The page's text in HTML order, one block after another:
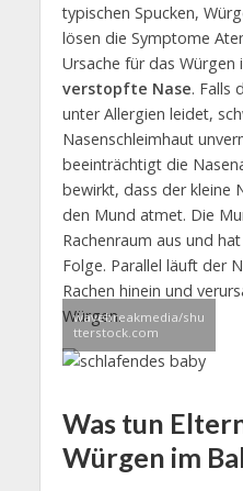
typischen Spucken,
lösen die Symptome
Ursache für das Würgen
verstopfte Nase. Falls
unter Allergien leidet,
Nasenschleimhaut
beeinträchtigt die
bewirkt, dass der kleine
den Mund atmet. Die
Rachenraum aus und
Folge. Parallel läuft der
Rachen hinein und
Würgen.
wavebreakmedia/shu
tterstock.com
Was tun
Würgen im